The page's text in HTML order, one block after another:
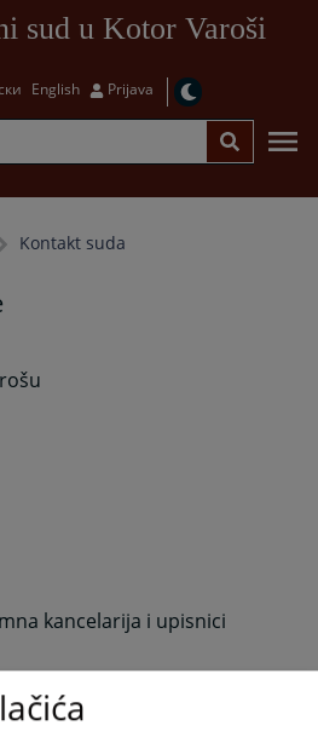
sud u Kotor Varoši
English Prijava
Kontakt suda
kancelarija i upisnici